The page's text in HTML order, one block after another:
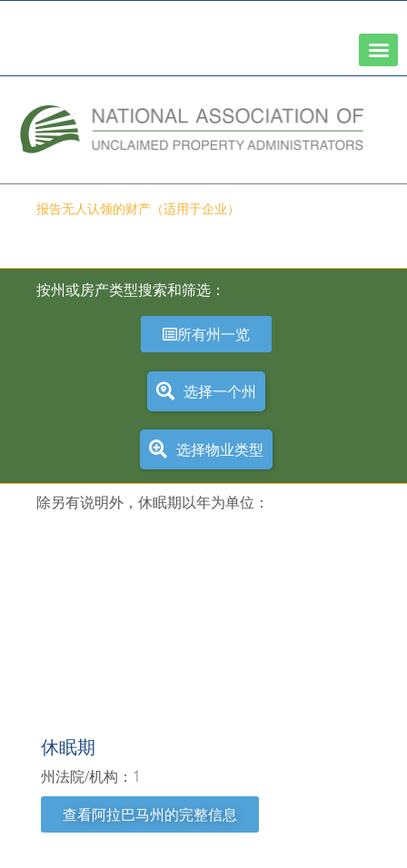
报告无人认领的财产（适用于企业）
按州或房产类型搜索和筛选：
所有州一览
选择一个州
选择物业类型
除另有说明外，休眠期以年为单位：
休眠期
州法院/机构：1
查看阿拉巴马州的完整信息